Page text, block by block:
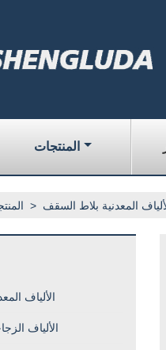
المنتجات
> المعدنية بلاط السقف
الألياف
الألياف